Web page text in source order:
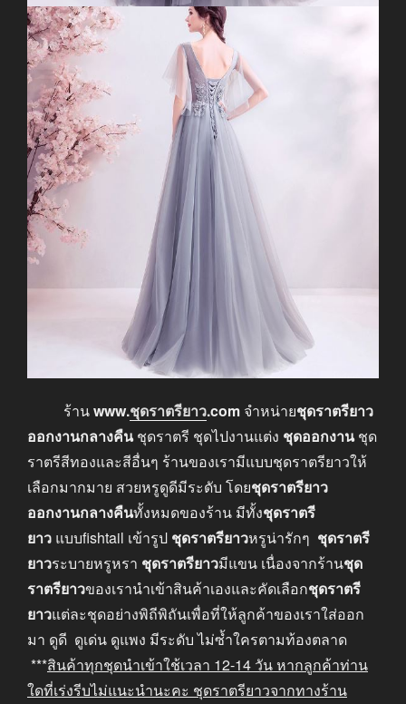
ร้านwww.ชุดราตรียาว.com จำหน่ายชุดราตรียาว
ออกงานกลางคืนชุดราตรี ชุดไปงานแต่ง ชุดออกงานชุด
ราตรีสีทองและสีอื่นๆ ร้านของเรามีแบบชุดราตรียาวให้
เลือกมากมาย สวยหรูดูดีมีระดับ โดยชุดราตรียาว
ออกงานกลางคืนทั้งหมดของร้าน มีทั้งชุดราตรี
ยาว แบบfishtail เข้ารูป ชุดราตรียาวหรูน่ารักๆ ชุดราตรี
ยาวระบายหรูหรา ชุดราตรียาวมีแขน เนื่องจากร้านชุด
ราตรียาวของเรานำเข้าสินค้าเองและคัดเลือกชุดราตรี
ยาวแต่ละชุดอย่างพิถีพิถันเพื่อที่ให้ลูกค้าของเราใส่ออก
มา ดูดี ดูเด่น ดูแพง มีระดับ ไม่ซ้ำใครตามท้องตลาด
***สินค้าทุกชุดนำเข้าใช้เวลา 12-14 วัน หากลูกค้าท่าน
ใดที่เร่งรีบไม่แนะนำนะคะ ชุดราตรียาวจากทางร้าน